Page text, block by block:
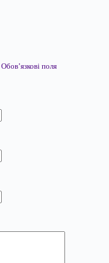
Обов’язкові поля